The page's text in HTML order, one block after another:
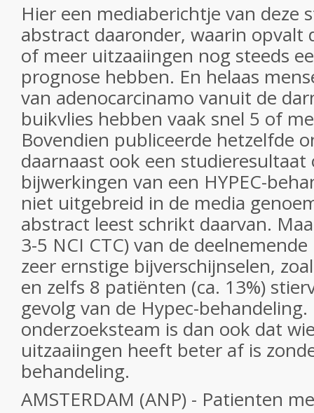
Hier een mediaberichtje van deze
abstract daaronder, waarin opvalt
of meer uitzaaiingen nog steeds
prognose hebben. En helaas
van adenocarcinamo vanuit de
buikvlies hebben vaak snel 5 of
Bovendien publiceerde hetzelfde
daarnaast ook een studieresultaat
bijwerkingen van een HYPEC-
niet uitgebreid in de media
abstract leest schrikt daarvan.
3-5 NCI CTC) van de
zeer ernstige bijverschijnselen,
en zelfs 8 patiënten (ca. 13%)
gevolg van de Hypec-
onderzoeksteam is dan ook dat
uitzaaiingen heeft beter af is
behandeling.
AMSTERDAM (ANP) - Patienten